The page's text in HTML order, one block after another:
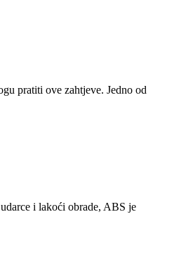
pratiti ove zahtjeve. Jedno od
i lakoći obrade, ABS je